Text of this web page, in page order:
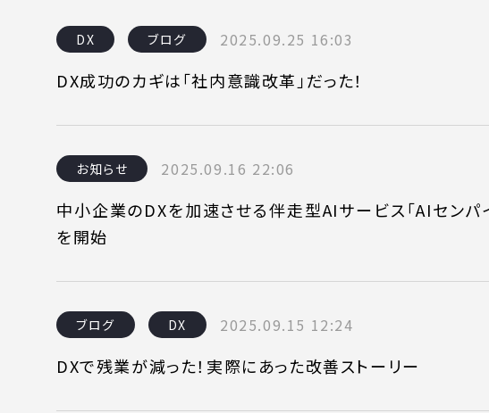
SERVICE
事業内容
AI導入支援
システム開発
コンテンツ
制作実績
DX ブログ 2025.09.25 16:03
DX成功のカギは「社内意識改革」だった！
お知らせ 2025.09.16 22:06
中小企業のDXを加速させる伴走型AIサービス「AIセン
を開始
ブログ DX 2025.09.15 12:24
DXで残業が減った！実際にあった改善ストーリー